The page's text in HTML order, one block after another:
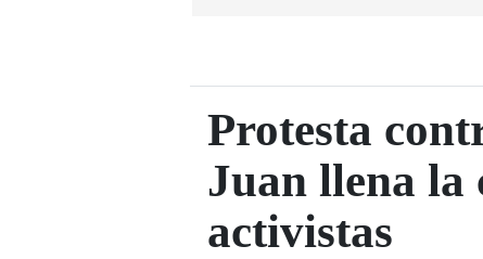
Protesta
Juan llena la
activistas